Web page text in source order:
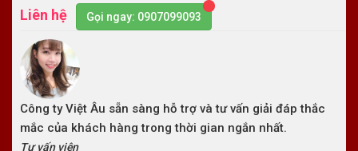
Liên hệ Gọi ngay: 0907099093
Công ty Việt Âu sẵn sàng hỗ trợ và tư vấn giải đáp thắc
mắc của khách hàng trong thời gian ngắn nhất.
Tư vấn viên